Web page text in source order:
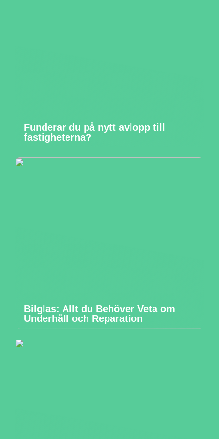
Funderar du på nytt avlopp till
fastigheterna?
Bilglas: Allt du Behöver Veta om
Underhåll och Reparation